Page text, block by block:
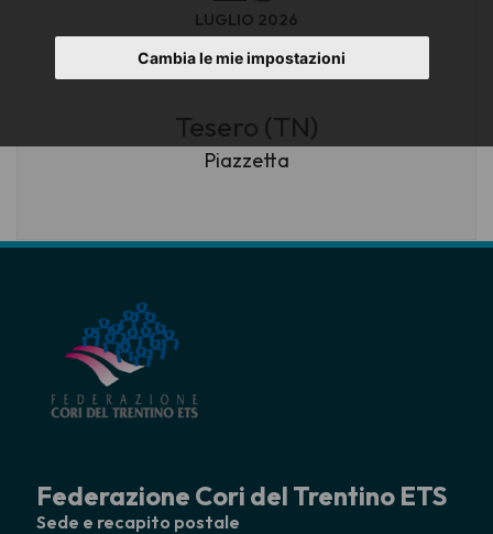
Cambia le mie impostazioni
LUGLIO 2026
ore 21.15
Tesero (TN)
Piazzetta
Federazione Cori del Trentino ETS
Sede e recapito postale